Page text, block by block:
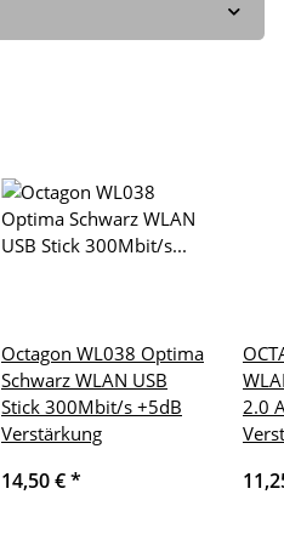
Octagon WL038 Optima
Schwarz WLAN USB
Stick 300Mbit/s +5dB
Verstärkung
14,50 €*
2.0